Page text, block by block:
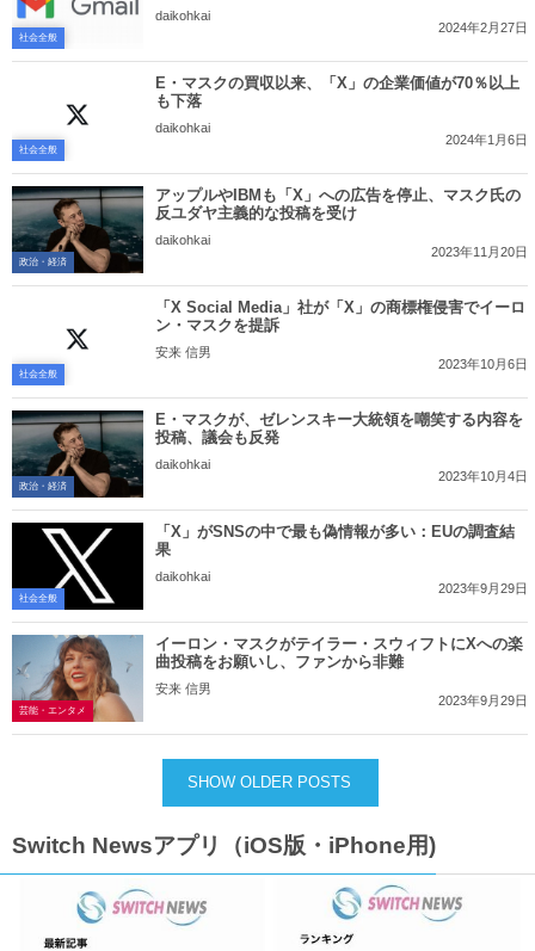
社会全般
daikohkai
2024年2月27日
社会全般
E・マスクの買収以来、「X」の企業価値が70％以上
も下落
daikohkai
2024年1月6日
政治・経済
アップルやIBMも「X」への広告を停止、マスク氏の
反ユダヤ主義的な投稿を受け
daikohkai
2023年11月20日
社会全般
「X Social Media」社が「X」の商標権侵害でイーロ
ン・マスクを提訴
安来 信男
2023年10月6日
政治・経済
E・マスクが、ゼレンスキー大統領を嘲笑する内容を
投稿、議会も反発
daikohkai
2023年10月4日
社会全般
「X」がSNSの中で最も偽情報が多い：EUの調査結
果
daikohkai
2023年9月29日
芸能・エンタメ
イーロン・マスクがテイラー・スウィフトにXへの楽
曲投稿をお願いし、ファンから非難
安来 信男
2023年9月29日
SHOW OLDER POSTS
Switch Newsアプリ（iOS版・iPhone用)